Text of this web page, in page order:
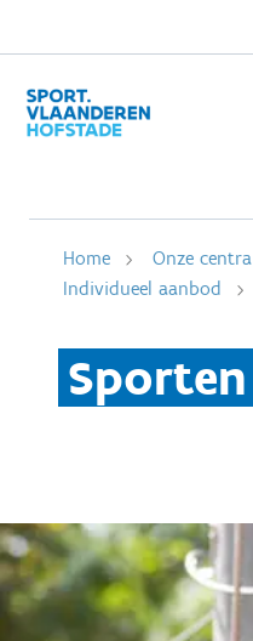
Home Onze centra
Individueel aanbod
Sporten